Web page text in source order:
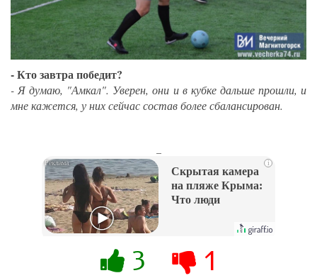
- Кто завтра победит?
- Я думаю, "Амкал". Уверен, они и в кубке дальше прошли, и
мне кажется, у них сейчас состав более сбалансирован.
i
Скрытая камера
на пляже Крыма:
Что люди
их не видят...
3 1